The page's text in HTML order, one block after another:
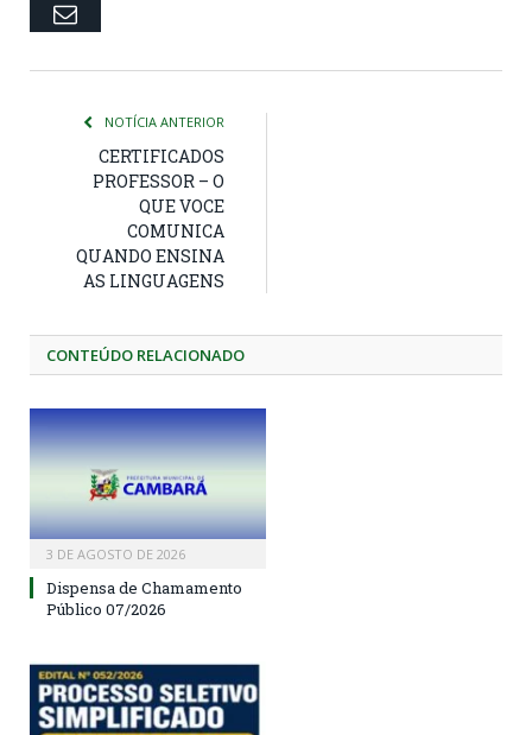
Email
NOTÍCIA ANTERIOR
CERTIFICADOS
PROFESSOR – O
QUE VOCE
COMUNICA
QUANDO ENSINA
AS LINGUAGENS
CONTEÚDO RELACIONADO
3 DE AGOSTO DE 2026
Dispensa de Chamamento
Público 07/2026